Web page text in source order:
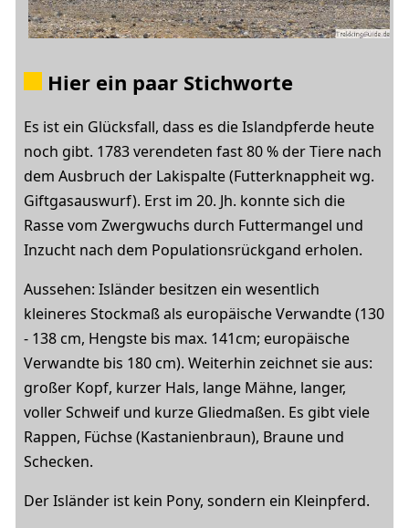
Hier ein paar Stichworte
Es ist ein Glücksfall, dass es die Islandpferde heute
noch gibt. 1783 verendeten fast 80 % der Tiere nach
dem Ausbruch der Lakispalte (Futterknappheit wg.
Giftgasauswurf). Erst im 20. Jh. konnte sich die
Rasse vom Zwergwuchs durch Futtermangel und
Inzucht nach dem Populationsrückgand erholen.
Aussehen: Isländer besitzen ein wesentlich
kleineres Stockmaß als europäische Verwandte (130
- 138 cm, Hengste bis max. 141cm; europäische
Verwandte bis 180 cm). Weiterhin zeichnet sie aus:
großer Kopf, kurzer Hals, lange Mähne, langer,
voller Schweif und kurze Gliedmaßen. Es gibt viele
Rappen, Füchse (Kastanienbraun), Braune und
Schecken.
Der Isländer ist kein Pony, sondern ein Kleinpferd.